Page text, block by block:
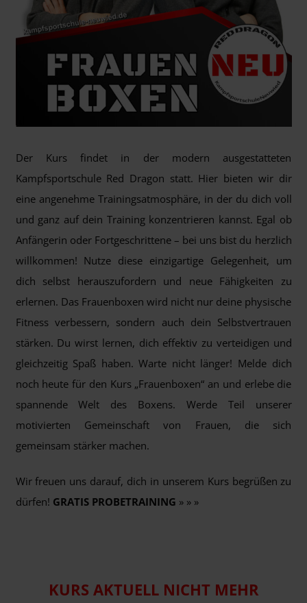
Der Kurs findet in der modern ausgestatteten
Kampfsportschule Red Dragon statt. Hier bieten wir dir
eine angenehme Trainingsatmosphäre, in der du dich voll
und ganz auf dein Training konzentrieren kannst. Egal ob
Anfängerin oder Fortgeschrittene – bei uns bist du herzlich
willkommen! Nutze diese einzigartige Gelegenheit, um
dich selbst herauszufordern und neue Fähigkeiten zu
erlernen. Das Frauenboxen wird nicht nur deine physische
Fitness verbessern, sondern auch dein Selbstvertrauen
stärken. Du wirst lernen, dich effektiv zu verteidigen und
gleichzeitig Spaß haben. Warte nicht länger! Melde dich
noch heute für den Kurs „Frauenboxen“ an und erlebe die
spannende Welt des Boxens. Werde Teil unserer
motivierten Gemeinschaft von Frauen, die sich
gemeinsam stärker machen.
Wir freuen uns darauf, dich in unserem Kurs begrüßen zu
dürfen! GRATIS PROBETRAINING » » »
KURS AKTUELL NICHT MEHR